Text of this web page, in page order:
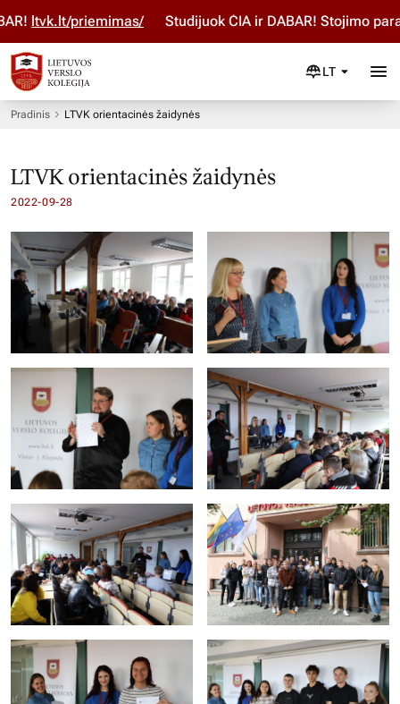
ltvk.lt/priemimas/ Studijuok ČIA ir DABAR! Stojimo
LT
Pradinis LTVK orientacinės žaidynės
LTVK orientacinės žaidynės
2022-09-28